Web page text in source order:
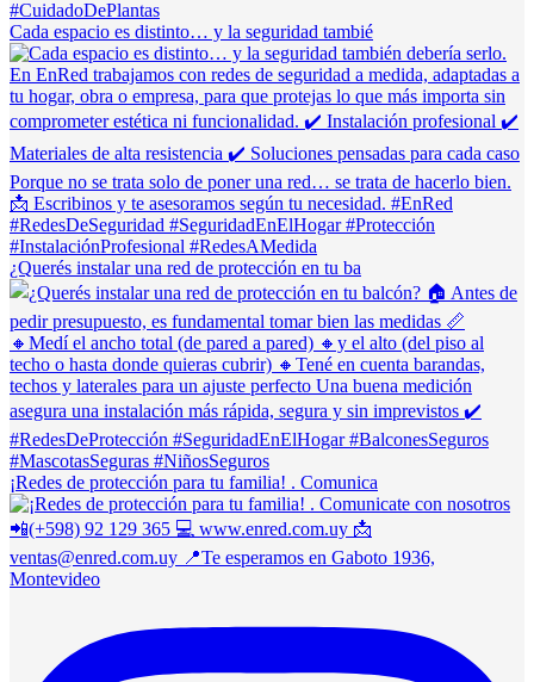
Cada espacio es distinto… y la seguridad tambié
¿Querés instalar una red de protección en tu ba
¡Redes de protección para tu familia! . Comunica